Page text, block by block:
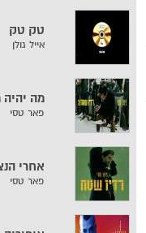
טק טק
אייל גולן
מה יהיה
פאר טסי
אחרי
פאר טסי